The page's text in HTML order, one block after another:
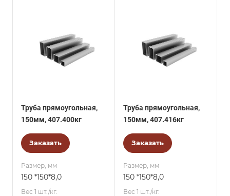
Труба прямоугольная,
150мм, 407.400кг
Заказать
Размер, мм
150 *150*8,0
Вес 1 шт./кг.
Труба прямоугольная,
150мм, 407.416кг
Заказать
Размер, мм
150 *150*8,0
Вес 1 шт./кг.